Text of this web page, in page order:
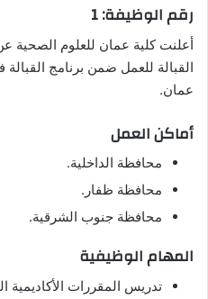
رقم الوظيفة: 1
أعلنت كلية عمان للعلوم الصحية
القبالة للعمل ضمن برنامج
عمان.
أماكن العمل
محافظة الداخلية.
محافظة ظفار.
محافظة جنوب الشرقية.
المهام الوظيفية
تدريس المقررات الأكاديمية